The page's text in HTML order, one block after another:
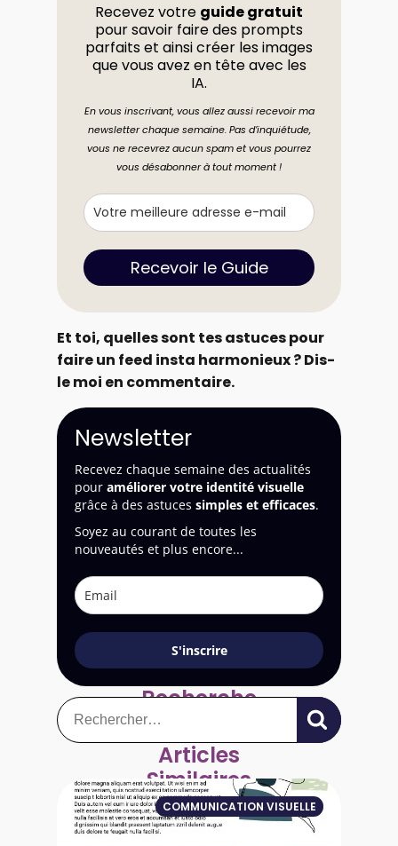
Recevez votre guide gratuit
pour savoir faire des prompts
parfaits et ainsi créer les images
que vous avez en tête avec les
IA.
En vous inscrivant, vous allez aussi recevoir ma
newsletter chaque semaine. Pas d’inquiétude,
vous ne recevrez aucun spam et vous pourrez
vous désabonner à tout moment !
Recevoir le Guide
Et toi, quelles sont tes astuces pour
faire un feed insta harmonieux ? Dis-
le moi en commentaire.
Newsletter
Recevez chaque semaine des actualités
pour améliorer votre identité visuelle
grâce à des astuces simples et efficaces.
Soyez au courant de toutes les
nouveautés et plus encore...
S'inscrire
Recherche
Rechercher :
Articles
Similaires
COMMUNICATION VISUELLE